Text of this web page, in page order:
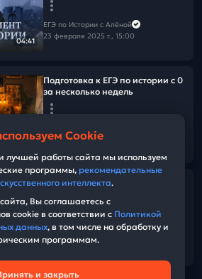
04:41
ЕГЭ по Истории с Алёной
23 февраля 2025 г., 15:00
Подготовка к ЕГЭ по истории с 0
за несколько недель
22 февраля 2025 г., 17:00
33:08
Разбор задания 6 из сборника
ЕГЭ по Истории с Алёной
20 февраля 2025 г., 10:30
Cookie
лучшей работы сайта мы используем
программы, рекомендательные
интеллекта.
Вы соглашаетесь с
cookie в соответствии с Политикой
данных, в том числе на обработку и
программам.
и закрыть